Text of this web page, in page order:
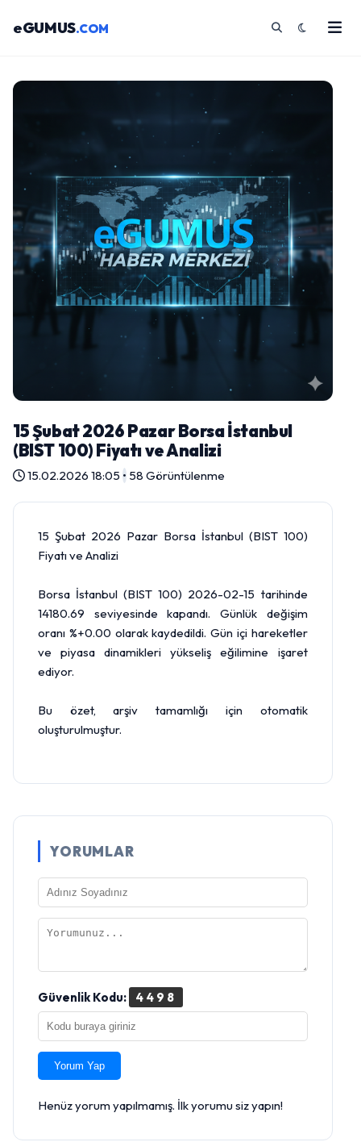
eGUMUS.COM
15 Şubat 2026 Pazar Borsa İstanbul
(BIST 100) Fiyatı ve Analizi
15.02.2026 18:05 • 58 Görüntülenme
15 Şubat 2026 Pazar Borsa İstanbul (BIST 100)
Fiyatı ve Analizi
Borsa İstanbul (BIST 100) 2026-02-15 tarihinde
14180.69 seviyesinde kapandı. Günlük değişim
oranı %+0.00 olarak kaydedildi. Gün içi hareketler
ve piyasa dinamikleri yükseliş eğilimine işaret
ediyor.
Bu özet, arşiv tamamlığı için otomatik
oluşturulmuştur.
YORUMLAR
Güvenlik Kodu: 4498
Yorum Yap
Henüz yorum yapılmamış. İlk yorumu siz yapın!